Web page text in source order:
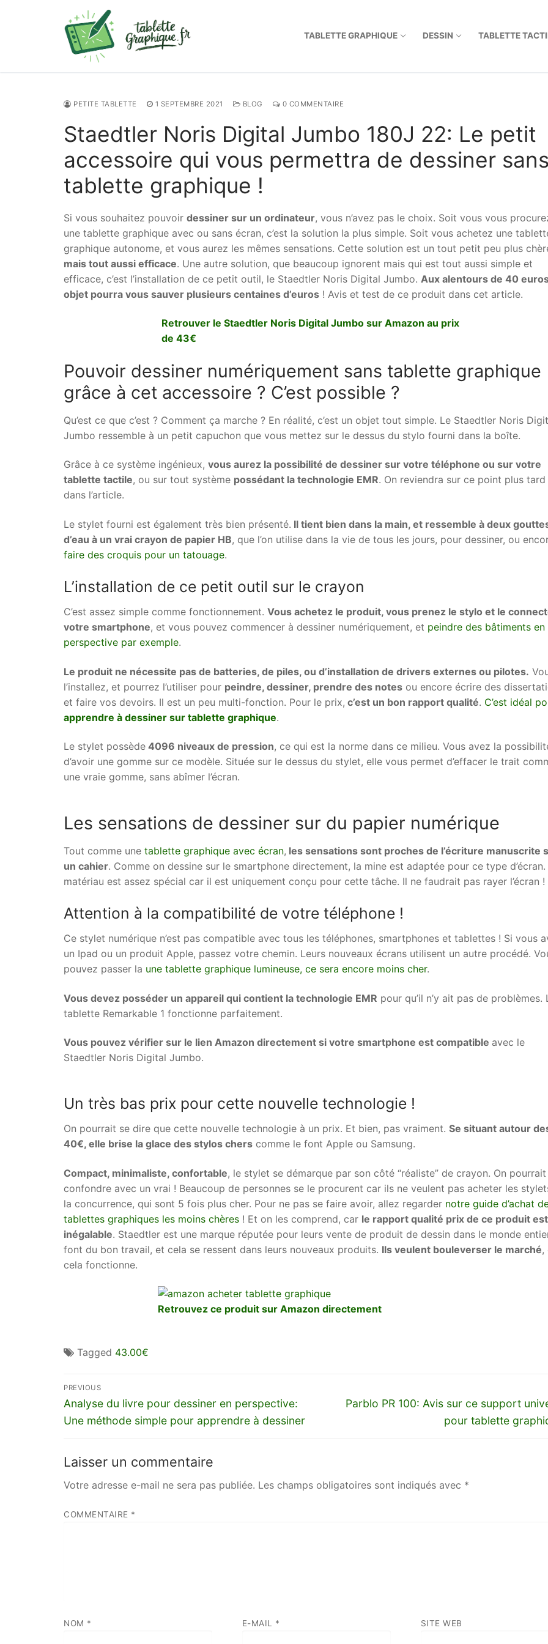
TABLETTE GRAPHIQUE DESSIN TABLETTE
PETITE TABLETTE 1 SEPTEMBRE 2021 BLOG 0 COMMENTAIRE
Staedtler Noris Digital Jumbo 180J 22: Le petit
accessoire qui vous permettra de dessiner sans
tablette graphique !
Si vous souhaitez pouvoir dessiner sur un ordinateur, vous n’avez pas le choix. Soit vous vous
une tablette graphique avec ou sans écran, c’est la solution la plus simple. Soit vous achetez une
graphique autonome, et vous aurez les mêmes sensations. Cette solution est un tout petit peu plus
mais tout aussi efficace. Une autre solution, que beaucoup ignorent mais qui est tout aussi simple et
efficace, c’est l’installation de ce petit outil, le Staedtler Noris Digital Jumbo. Aux alentours de 40
objet pourra vous sauver plusieurs centaines d’euros ! Avis et test de ce produit dans cet article.
Retrouver le Staedtler Noris Digital Jumbo sur Amazon au prix
de 43€
Pouvoir dessiner numériquement sans tablette graphique
grâce à cet accessoire ? C’est possible ?
Qu’est ce que c’est ? Comment ça marche ? En réalité, c’est un objet tout simple. Le Staedtler Noris
Jumbo ressemble à un petit capuchon que vous mettez sur le dessus du stylo fourni dans la boîte.
Grâce à ce système ingénieux, vous aurez la possibilité de dessiner sur votre téléphone ou sur votre
tablette tactile, ou sur tout système possédant la technologie EMR. On reviendra sur ce point plus tard
dans l’article.
Le stylet fourni est également très bien présenté. Il tient bien dans la main, et ressemble à deux
d’eau à un vrai crayon de papier HB, que l’on utilise dans la vie de tous les jours, pour dessiner, ou
faire des croquis pour un tatouage.
L’installation de ce petit outil sur le crayon
C’est assez simple comme fonctionnement. Vous achetez le produit, vous prenez le stylo et le
votre smartphone, et vous pouvez commencer à dessiner numériquement, et peindre des bâtiments en
perspective par exemple.
Le produit ne nécessite pas de batteries, de piles, ou d’installation de drivers externes ou pilotes.
l’installez, et pourrez l’utiliser pour peindre, dessiner, prendre des notes ou encore écrire des
et faire vos devoirs. Il est un peu multi-fonction. Pour le prix, c’est un bon rapport qualité. C’est idéal
apprendre à dessiner sur tablette graphique.
Le stylet possède 4096 niveaux de pression, ce qui est la norme dans ce milieu. Vous avez la
d’avoir une gomme sur ce modèle. Située sur le dessus du stylet, elle vous permet d’effacer le trait
une vraie gomme, sans abîmer l’écran.
Les sensations de dessiner sur du papier numérique
Tout comme une tablette graphique avec écran, les sensations sont proches de l’écriture manuscrite
un cahier. Comme on dessine sur le smartphone directement, la mine est adaptée pour ce type d’écran.
matériau est assez spécial car il est uniquement conçu pour cette tâche. Il ne faudrait pas rayer l’écran !
Attention à la compatibilité de votre téléphone !
Ce stylet numérique n’est pas compatible avec tous les téléphones, smartphones et tablettes ! Si vous
un Ipad ou un produit Apple, passez votre chemin. Leurs nouveaux écrans utilisent un autre procédé.
pouvez passer la une tablette graphique lumineuse, ce sera encore moins cher.
Vous devez posséder un appareil qui contient la technologie EMR pour qu’il n’y ait pas de problèmes.
tablette Remarkable 1 fonctionne parfaitement.
Vous pouvez vérifier sur le lien Amazon directement si votre smartphone est compatible avec le
Staedtler Noris Digital Jumbo.
Un très bas prix pour cette nouvelle technologie !
On pourrait se dire que cette nouvelle technologie à un prix. Et bien, pas vraiment. Se situant autour
40€, elle brise la glace des stylos chers comme le font Apple ou Samsung.
Compact, minimaliste, confortable, le stylet se démarque par son côté “réaliste” de crayon. On
confondre avec un vrai ! Beaucoup de personnes se le procurent car ils ne veulent pas acheter les
la concurrence, qui sont 5 fois plus cher. Pour ne pas se faire avoir, allez regarder notre guide d’achat
tablettes graphiques les moins chères ! Et on les comprend, car le rapport qualité prix de ce produit est
inégalable. Staedtler est une marque réputée pour leurs vente de produit de dessin dans le monde
font du bon travail, et cela se ressent dans leurs nouveaux produits. Ils veulent bouleverser le marché,
cela fonctionne.
Retrouvez ce produit sur Amazon directement
Tagged 43.00€
Navigation
de
l’article
PREVIOUS
Previous
post:
Analyse du livre pour dessiner en perspective:
Une méthode simple pour apprendre à dessiner
Next
Parblo PR 100: Avis sur ce support
pour tablette
Laisser un commentaire
Votre adresse e-mail ne sera pas publiée. Les champs obligatoires sont indiqués avec *
COMMENTAIRE *
NOM * E-MAIL * SITE WEB